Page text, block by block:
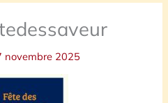
novembre 2025